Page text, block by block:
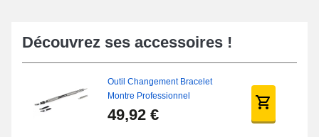
Découvrez ses accessoires !
Outil Changement Bracelet
Montre Professionnel
49,92 €